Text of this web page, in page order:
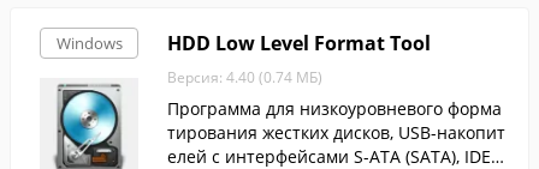
Windows HDD Low Level Format Tool
Версия: 4.40 (0.74 МБ)
Программа для низкоуровневого форма
тирования жестких дисков, USB-накопит
елей с интерфейсами S-ATA (SATA), IDE